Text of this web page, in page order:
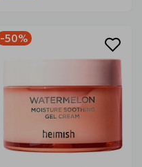
-50%